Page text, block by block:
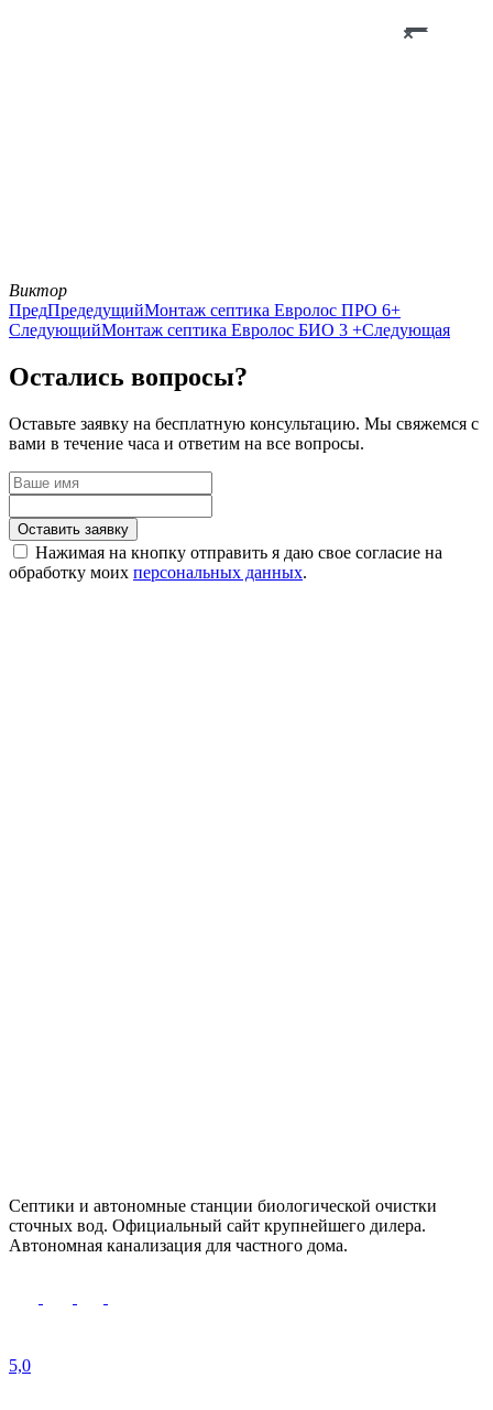
Виктор
ПредПредедущийМонтаж септика Евролос ПРО 6+
СледующийМонтаж септика Евролос БИО 3 +Следующая
Остались вопросы?
Оставьте заявку на бесплатную консультацию. Мы свяжемся с
вами в течение часа и ответим на все вопросы.
Оставить заявку
Нажимая на кнопку отправить я даю свое согласие на
обработку моих персональных данных.
Cептики и автономные станции биологической очистки
сточных вод. Официальный сайт крупнейшего дилера.
Автономная канализация для частного дома.
5,0